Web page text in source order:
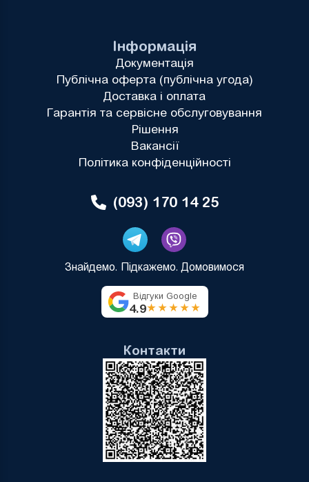
Інформація
Документація
Публічна оферта (публічна угода)
Доставка і оплата
Гарантія та сервісне обслуговування
Рішення
Вакансії
Політика конфіденційності
(093) 170 14 25
Знайдемо. Підкажемо. Домовимося
Відгуки Google
4.9★★★★★
Контакти